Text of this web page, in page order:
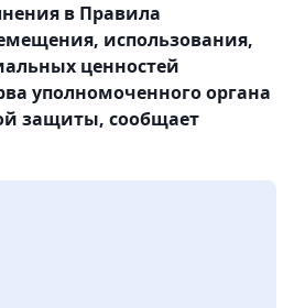
в Правила
использования,
ценностей
уполномоченного органа
защиты, сообщает